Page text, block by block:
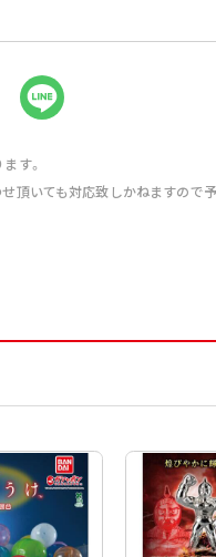
す。
頂いても対応致しかねますので予